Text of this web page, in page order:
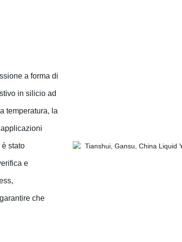
a forma di
in silicio ad
temperatura, la
stato
e
che